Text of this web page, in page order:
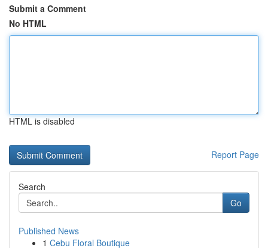
Submit a Comment
No HTML
HTML is disabled
Report Page
Search
Go
Published News
1 Cebu Floral Boutique